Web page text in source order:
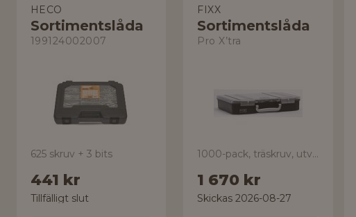
HECO
Sortimentslåda
199124002007
625 skruv + 3 bits
441 kr
Tillfälligt slut
FIXX
Sortimentslåda
Pro X’tra
1000-pack, träskruv, utvändig C4
1 670 kr
Skickas 2026-08-27